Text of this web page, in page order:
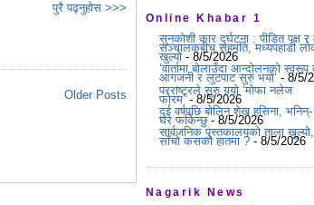
पुरै पढ्नुहोस >>>
Older Posts
Online Khabar 1
सुनकोशी कार दुर्घटना : पीडित पक्ष
सञ्चालकबीच सहमति, मध्यपहाडी
खुल्यो - 8/5/2026
‘वार्तामा बोलाउँदा आन्दोलनको
आगजनी र लुटपाट सुरु भयो’ - 8/5/
परराष्ट्रले सुरु गर्‍यो ‘मोफा नलेज
फोरम’- 8/5/2026
दुई वर्षपछि बोलिन शेख हसिना, भनिन्-
घर फर्किन्छु- 8/5/2026
सार्वजनिक पुस्तकालयको ताला खुल्यो,
साँचो कसको हातमा ? - 8/5/2026
Nagarik News